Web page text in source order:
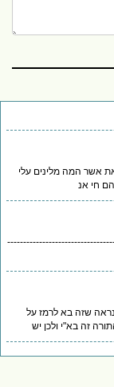
המה מלינים עלי
אנ
שזה בא לרמז על
בא"י ולכן יש